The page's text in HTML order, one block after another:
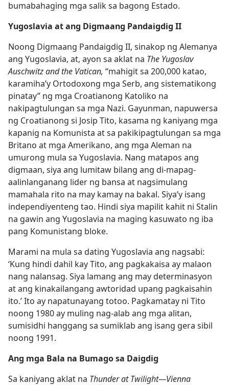
bumabahaging mga salik sa bagong Estado.
Yugoslavia at ang Digmaang Pandaigdig II
Noong Digmaang Pandaigdig II, sinakop ng Alemanya
ang Yugoslavia, at, ayon sa aklat na The Yugoslav
Auschwitz and the Vatican, “mahigit sa 200,000 katao,
karamiha’y Ortodoxong mga Serb, ang sistematikong
pinatay” ng mga Croatianong Katoliko na
nakipagtulungan sa mga Nazi. Gayunman, napuwersa
ng Croatianong si Josip Tito, kasama ng kaniyang mga
kapanig na Komunista at sa pakikipagtulungan sa mga
Britano at mga Amerikano, ang mga Aleman na
umurong mula sa Yugoslavia. Nang matapos ang
digmaan, siya ang lumitaw bilang ang di-mapag-
aalinlanganang lider ng bansa at nagsimulang
mamahala rito na may kamay na bakal. Siya’y isang
independiyenteng tao. Hindi siya mapilit kahit ni Stalin
na gawin ang Yugoslavia na maging kasuwato ng iba
pang Komunistang bloke.
Marami na mula sa dating Yugoslavia ang nagsabi:
‘Kung hindi dahil kay Tito, ang pagkakaisa ay malaon
nang nalansag. Siya lamang ang may determinasyon
at ang kinakailangang awtoridad upang pagkaisahin
ito.’ Ito ay napatunayang totoo. Pagkamatay ni Tito
noong 1980 ay muling nag-alab ang mga alitan,
sumisidhi hanggang sa sumiklab ang isang gera sibil
noong 1991.
Ang mga Bala na Bumago sa Daigdig
Sa kaniyang aklat na Thunder at Twilight​—Vienna